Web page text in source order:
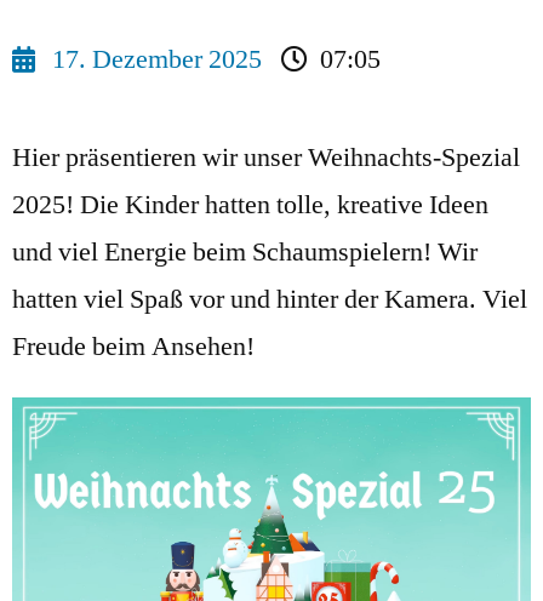
17. Dezember 2025 07:05
Hier präsentieren wir unser Weihnachts-Spezial
2025! Die Kinder hatten tolle, kreative Ideen
und viel Energie beim Schaumspielern! Wir
hatten viel Spaß vor und hinter der Kamera. Viel
Freude beim Ansehen!